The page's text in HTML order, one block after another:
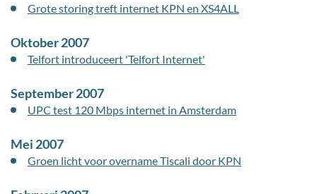
Grote storing treft internet KPN en XS4ALL
Oktober 2007
Telfort introduceert 'Telfort Internet'
September 2007
UPC test 120 Mbps internet in Amsterdam
Mei 2007
Groen licht voor overname Tiscali door KPN